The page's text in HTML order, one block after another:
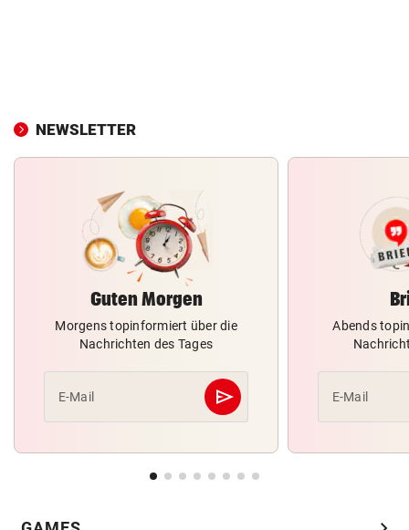
NEWSLETTER
Guten Morgen
Morgens topinformiert über die
Nachrichten des Tages
E-Mail send
Abschicken
Abends
E-Mail